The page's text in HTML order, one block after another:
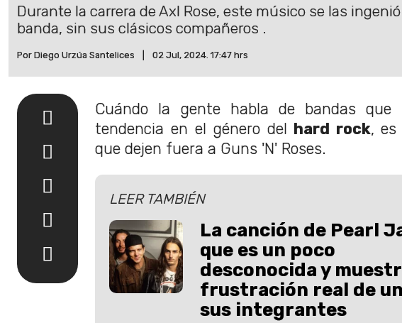
Durante la carrera de Axl Rose, este músico se las
banda, sin sus clásicos compañeros .
Por Diego Urzúa Santelices 02 Jul, 2024. 17:47 hrs
Cuándo la gente habla de bandas que
tendencia en el género del hard rock, es
que dejen fuera a Guns 'N' Roses.
LEER TAMBIÉN
La canción de Pearl
que es un poco
desconocida y
frustración real de
sus integrantes